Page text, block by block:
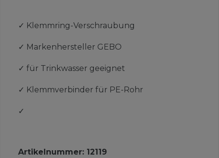
✓ Klemmring-Verschraubung
✓ Markenhersteller GEBO
✓ für Trinkwasser geeignet
✓ Klemmverbinder für PE-Rohr
✓
Artikelnummer: 12119